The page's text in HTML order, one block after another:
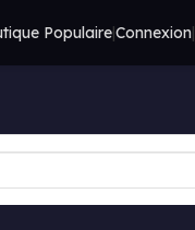
Populaire|Connexion|